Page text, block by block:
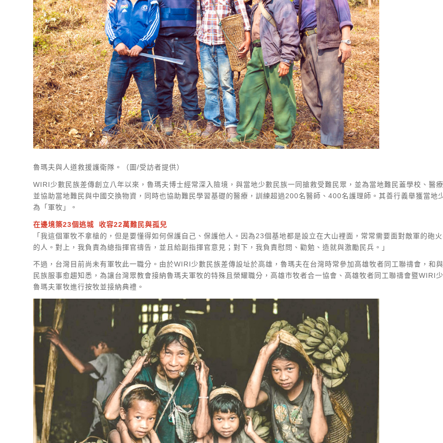
魯瑪夫與人道救援護衛隊。（圖/受訪者提供）
WIRI少數民族差傳創立八年以來，魯瑪夫博士經常深入險境，與當地少數民族一同搶救受難民眾，並為當地難民蓋學校、醫
並協助當地難民與中國交換物資，同時也協助難民學習基礎的醫療，訓練超過200名醫師、400名護理師。其善行義舉獲當
為「軍牧」。
在邊境築23個逃城 收容22萬難民與孤兒
「我這個軍牧不拿槍的，但是要懂得如何保護自己、保護他人。因為23個基地都是設立在大山裡面，常常需要面對敵軍的砲
的人。對上，我負責為總指揮官禱告，並且給副指揮官意見；對下，我負責慰問、勸勉、造就與激勵民兵。」
不過，台灣目前尚未有軍牧此一職分。由於WIRI少數民族差傳設址於高雄，魯瑪夫在台灣時常參加高雄牧者同工聯禱會，和
民族服事愈趨知悉，為讓台灣眾教會接納魯瑪夫軍牧的特殊且榮耀職分，高雄市牧者合一協會、高雄牧者同工聯禱會暨WIRI
魯瑪夫軍牧進行按牧並接納典禮。